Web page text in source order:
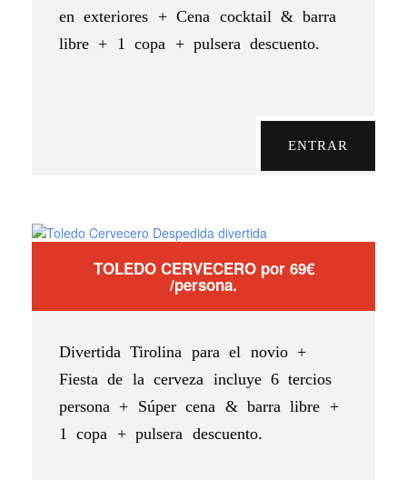
en exteriores + Cena cocktail & barra
libre + 1 copa + pulsera descuento.
ENTRAR
TOLEDO CERVECERO por 69€
/persona.
Divertida Tirolina para el novio +
Fiesta de la cerveza incluye 6 tercios
persona + Súper cena & barra libre +
1 copa + pulsera descuento.